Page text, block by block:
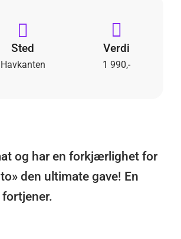
Sted
Havkanten
Verdi
1 990,-
og har en forkjærlighet for
den ultimate gave! En